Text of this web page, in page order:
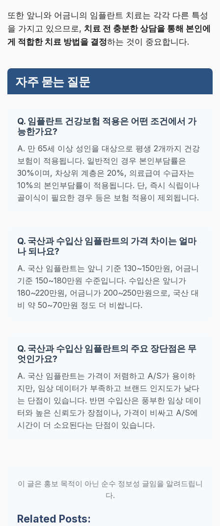
또한 앞니와 어금니의 임플란트 치료는 각각 다른 특성
을 가지고 있으므로, 치료 전 충분한 상담을 통해 본인에
게 적합한 치료 방법을 결정하는 것이 중요합니다.
자주 묻는 질문
Q. 임플란트 건강보험 적용은 어떤 조건에서 가
능한가요?
A. 만 65세 이상 성인을 대상으로 평생 2개까지 건강
보험이 적용됩니다. 일반적인 경우 본인부담률은
30%이며, 차상위 계층은 20%, 의료급여 수급자는
10%의 본인부담률이 적용됩니다. 단, 즉시 식립이나
골이식이 필요한 경우 등은 보험 적용이 제외됩니다.
Q. 국산과 수입산 임플란트의 가격 차이는 얼마
나 되나요?
A. 국산 임플란트는 앞니 기준 130~150만원, 어금니
기준 150~180만원 수준입니다. 수입산은 앞니가
180~220만원, 어금니가 200~250만원으로, 국산 대
비 약 50~70만원 정도 더 비쌉니다.
Q. 국산과 수입산 임플란트의 주요 장단점은 무
엇인가요?
A. 국산 임플란트는 가격이 저렴하고 A/S가 용이하
지만, 임상 데이터가 부족하고 브랜드 인지도가 낮다
는 단점이 있습니다. 반면 수입산은 풍부한 임상 데이
터와 높은 신뢰도가 장점이나, 가격이 비싸고 A/S에
시간이 더 소요된다는 단점이 있습니다.
이 글은 홍보 목적이 아닌 순수 정보성 글임을 알려드립니
다.
Related Posts: